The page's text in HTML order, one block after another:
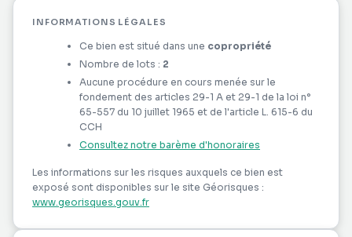
INFORMATIONS LÉGALES
Ce bien est situé dans une copropriété
Nombre de lots : 2
Aucune procédure en cours menée sur le
fondement des articles 29-1 A et 29-1 de la loi n°
65-557 du 10 juillet 1965 et de l'article L. 615-6 du
CCH
Consultez notre barème d'honoraires
Les informations sur les risques auxquels ce bien est
exposé sont disponibles sur le site Géorisques :
www.georisques.gouv.fr